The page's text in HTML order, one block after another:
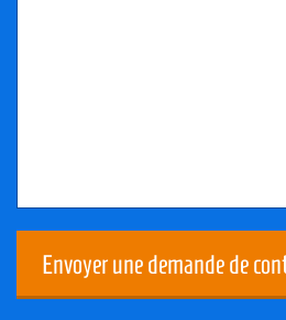
Envoyer une demande de